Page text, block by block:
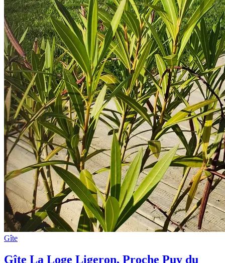
Gîte
Gîte La Loge Ligeron, Proche Puy du